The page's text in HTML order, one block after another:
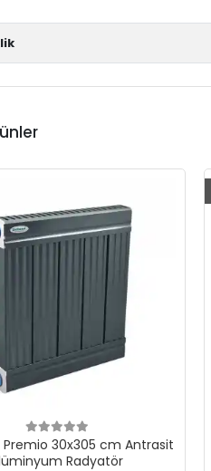
30x305 cm Antrasit
Radyatör